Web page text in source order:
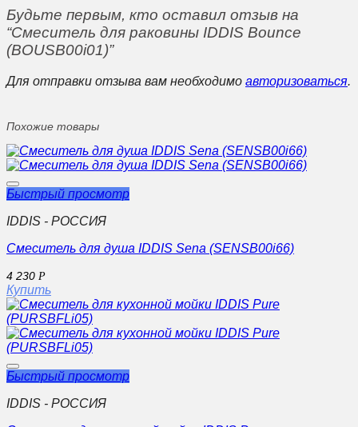
Будьте первым, кто оставил отзыв на
“Смеситель для раковины IDDIS Bounce
(BOUSB00i01)”
Для отправки отзыва вам необходимо авторизоваться.
Похожие товары
Быстрый просмотр
IDDIS - РОССИЯ
Смеситель для душа IDDIS Sena (SENSB00i66)
4 230 Р
Купить
Быстрый просмотр
IDDIS - РОССИЯ